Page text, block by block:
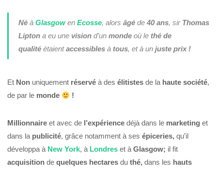
Néà Glasgow en Ecosse, alors âgéde40 ans, sir Thomas
Liptona eu une visiond’un mondeoù le thé de
qualitéétaientaccessiblesà tous, et à un juste prix !
Et Non uniquement réservé à des élitistes de la haute société,
de par le monde !
Millionnaire et avec de l’expérience déjà dans le marketing et
dans la publicité, grâce notamment à ses épiceries, qu’il
développa à New York, à Londres et à Glasgow; il fit
acquisition de quelques hectares du thé, dans les hauts